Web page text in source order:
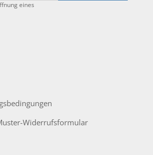
eines
Widerrufsformular